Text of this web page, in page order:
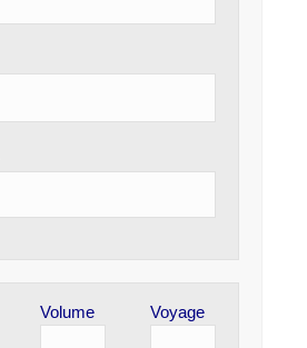
Volume Voyage